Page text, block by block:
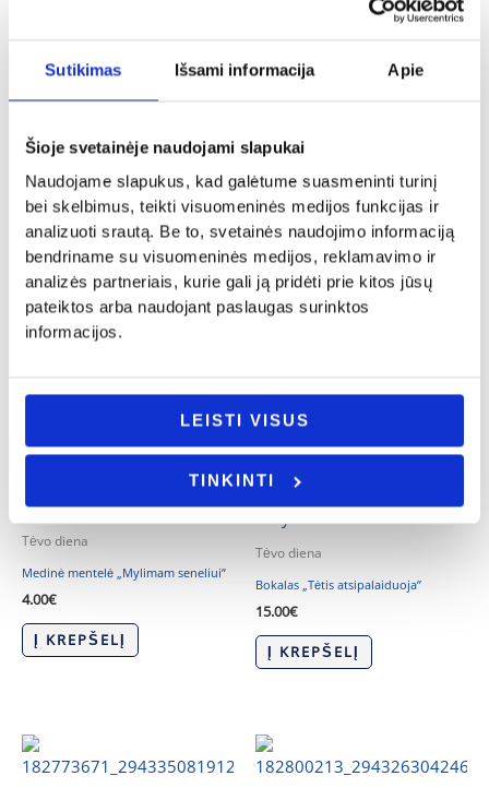
Sutikimas Išsami informacija Apie
Šioje svetainėje naudojami slapukai
Naudojame slapukus, kad galėtume suasmeninti turinį
bei skelbimus, teikti visuomeninės medijos funkcijas ir
analizuoti srautą. Be to, svetainės naudojimo informaciją
bendriname su visuomeninės medijos, reklamavimo ir
analizės partneriais, kurie gali ją pridėti prie kitos jūsų
pateiktos arba naudojant paslaugas surinktos
informacijos.
LEISTI VISUS
TINKINTI
sistemas;
kredito ir debeto kortele;
išankstiniu bankiniu pavedimu;
Turite klausimų? Skambinkite: +370 662 41046 arba rašykite:
info@evadeco.net
Jei svetainėje neradote Jus dominančios informacijos ar Jus
domina individualus užsakymas, galite mums užduoti
klausimus ir mes pasistengsime kuo skubiau į juos atsakyti.
Panašūs produktai
Tėvo diena
Medinė mentelė „Mylimam seneliui”
4.00€
Į KREPŠELĮ
Tėvo diena
Bokalas „Tėtis atsipalaiduoja”
15.00€
Į KREPŠELĮ